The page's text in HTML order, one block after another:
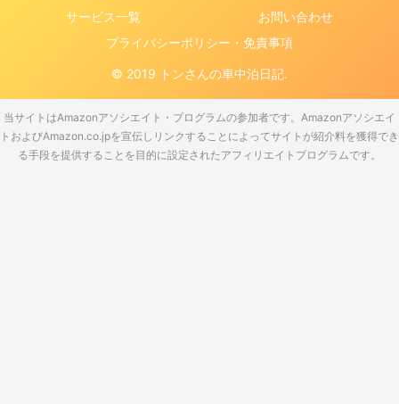
サービス一覧
お問い合わせ
プライバシーポリシー・免責事項
© 2019 トンさんの車中泊日記.
当サイトはAmazonアソシエイト・プログラムの参加者です。Amazonアソシエイ
トおよびAmazon.co.jpを宣伝しリンクすることによってサイトが紹介料を獲得でき
る手段を提供することを目的に設定されたアフィリエイトプログラムです。